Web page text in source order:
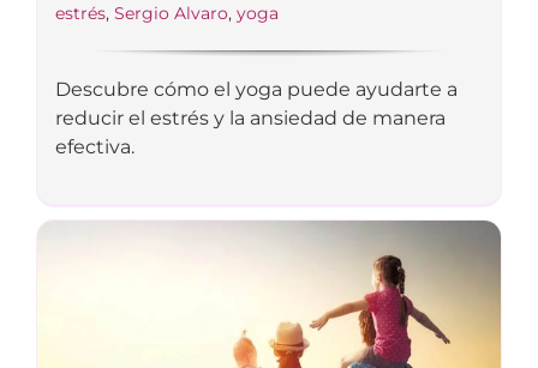
estrés, Sergio Alvaro, yoga
Descubre cómo el yoga puede ayudarte a
reducir el estrés y la ansiedad de manera
efectiva.